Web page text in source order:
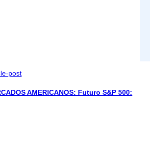
post
AMERICANOS: Futuro S&P 500: